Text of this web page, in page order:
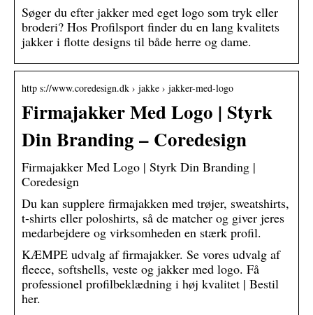
Søger du efter jakker med eget logo som tryk eller
broderi? Hos Profilsport finder du en lang kvalitets
jakker i flotte designs til både herre og dame.
http s://www.coredesign.dk › jakke › jakker-med-logo
Firmajakker Med Logo | Styrk
Din Branding – Coredesign
Firmajakker Med Logo | Styrk Din Branding |
Coredesign
Du kan supplere firmajakken med trøjer, sweatshirts,
t-shirts eller poloshirts, så de matcher og giver jeres
medarbejdere og virksomheden en stærk profil.
KÆMPE udvalg af firmajakker. Se vores udvalg af
fleece, softshells, veste og jakker med logo. Få
professionel profilbeklædning i høj kvalitet | Bestil
her.